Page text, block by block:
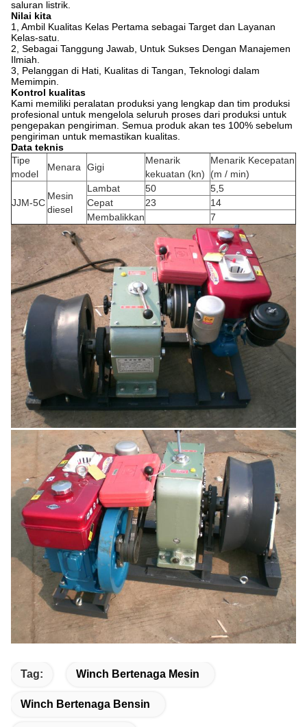
saluran listrik.
Nilai kita
1, Ambil Kualitas Kelas Pertama sebagai Target dan Layanan
Kelas-satu.
2, Sebagai Tanggung Jawab, Untuk Sukses Dengan Manajemen
Ilmiah.
3, Pelanggan di Hati, Kualitas di Tangan, Teknologi dalam
Memimpin.
Kontrol kualitas
Kami memiliki peralatan produksi yang lengkap dan tim produksi
profesional untuk mengelola seluruh proses dari produksi untuk
pengepakan pengiriman. Semua produk akan tes 100% sebelum
pengiriman untuk memastikan kualitas.
Data teknis
Tipe
model
Menara Gigi
Menarik
kekuatan (kn)
Menarik Kecepatan
(m / min)
JJM-5C
Mesin
diesel
Lambat 50
5,5
Cepat
23
14
Membalikkan
7
Tag: Winch Bertenaga Mesin
Winch Bertenaga Bensin